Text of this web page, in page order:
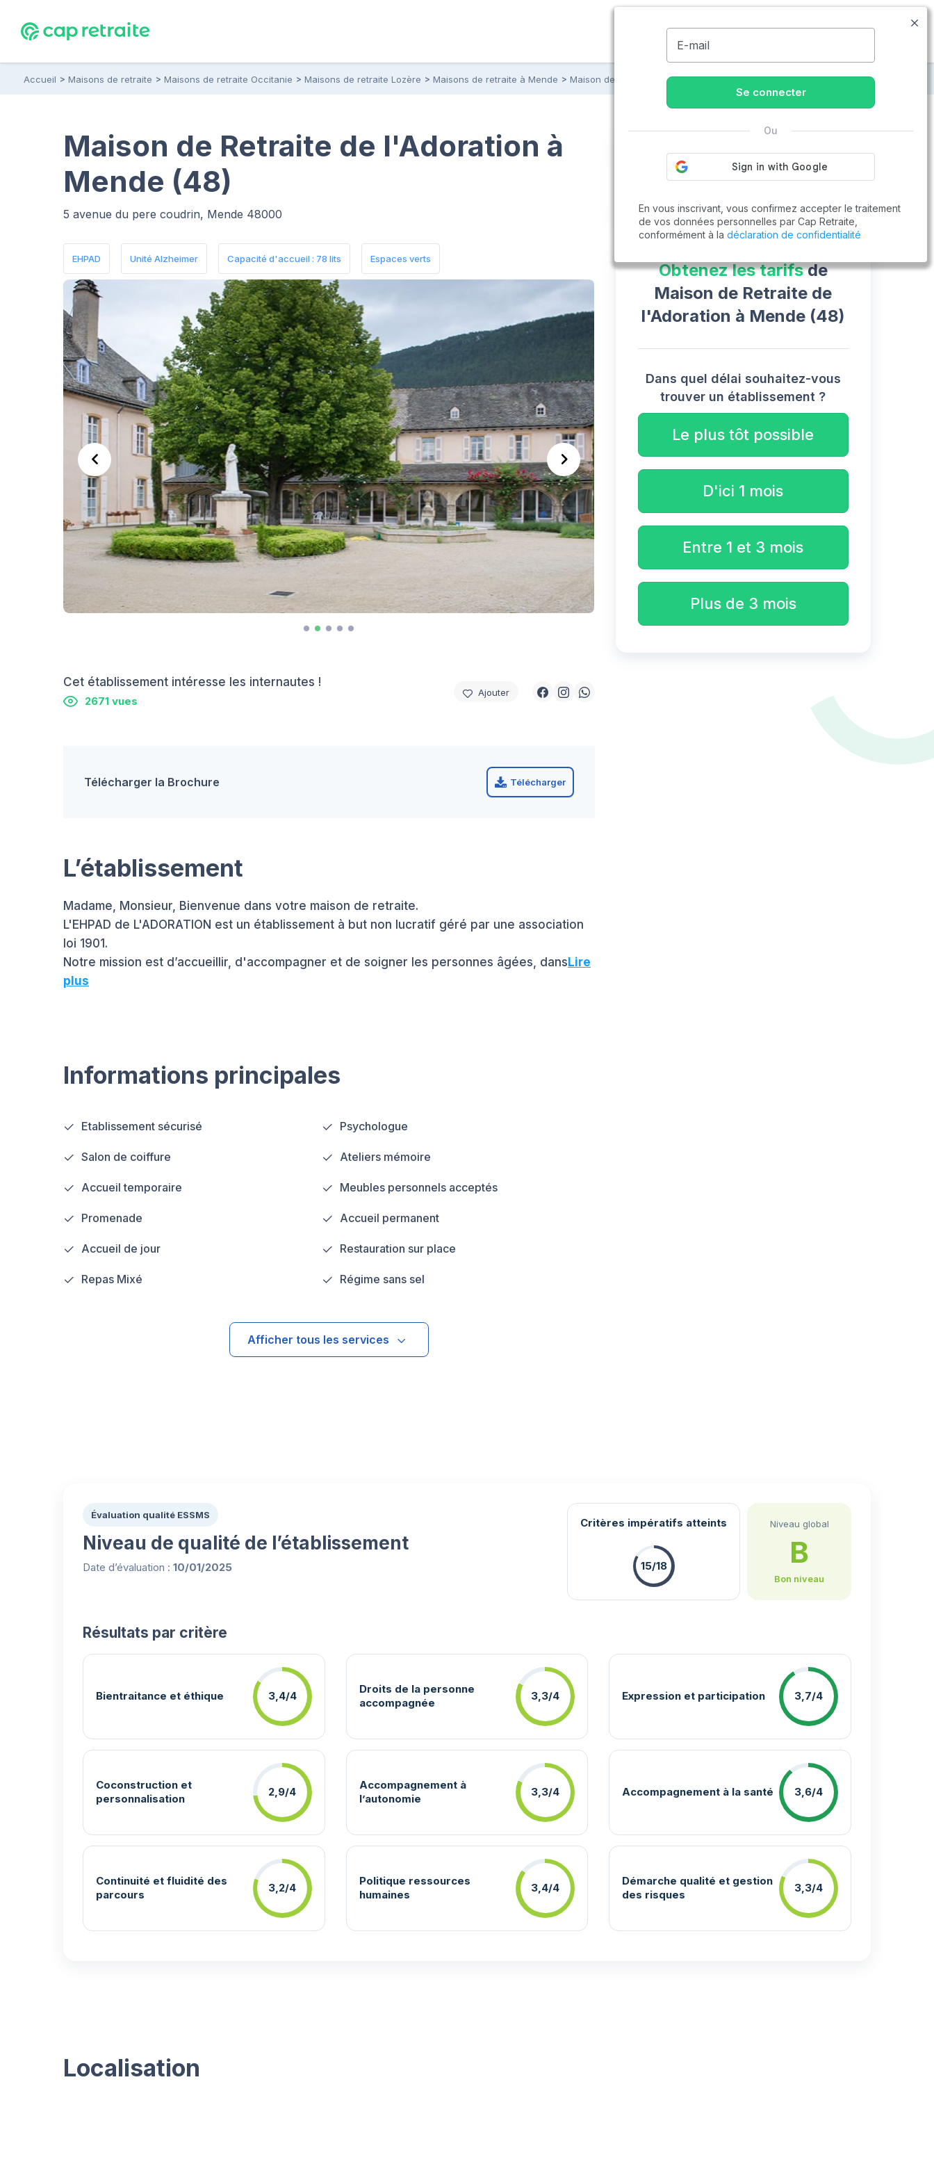
09.74.59.59.57
Accueil Maisons de retraite Maisons de retraite Occitanie Maisons de retraite Lozère Maisons de retraite à Mende Maison de Retraite de l'Adoration
Cet établissement intéresse les internautes !
2671 vues
Ajouter
Télécharger la Brochure Télécharger
Maison de Retraite de l'Adoration à
Mende (48)
5 avenue du pere coudrin, Mende 48000
EHPAD Unité Alzheimer Capacité d'accueil : 78 lits Espaces verts
L’établissement
Madame, Monsieur, Bienvenue dans votre maison de retraite.
L'EHPAD de L'ADORATION est un établissement à but non lucratif géré par une association
loi 1901.
Notre mission est d’accueillir, d'accompagner et de soigner les personnes âgées, dansLire
plus
Informations principales
Etablissement sécurisé Psychologue
Salon de coiffure Ateliers mémoire
Accueil temporaire Meubles personnels acceptés
Promenade Accueil permanent
Accueil de jour Restauration sur place
Repas Mixé Régime sans sel
Afficher tous les services
Cap Retraite vous aide à trouver un emploi
Obtenez les tarifsde
Maison de Retraite de
l'Adoration à Mende (48)
Dans quel délai souhaitez-vous
trouver un établissement ?
Le plus tôt possible
D'ici 1 mois
Entre 1 et 3 mois
Plus de 3 mois
Évaluation qualité ESSMS
Niveau de qualité de l’établissement
Date d’évaluation : 10/01/2025
Niveau global
B
Bon niveau
Critères impératifs atteints
15/18
Résultats par critère
Bientraitance et éthique 3,4/4
Droits de la personne
accompagnée
3,3/4 Expression et participation 3,7/4
Coconstruction et
personnalisation
2,9/4
Accompagnement à
l’autonomie
3,3/4 Accompagnement à la santé 3,6/4
Continuité et fluidité des
parcours
3,2/4
Politique ressources
humaines
3,4/4
Démarche qualité et gestion
des risques
3,3/4
Localisation
E-mail
Se connecter
Ou
En vous inscrivant, vous confirmez accepter le traitement
de vos données personnelles par Cap Retraite,
conformément à la déclaration de confidentialité